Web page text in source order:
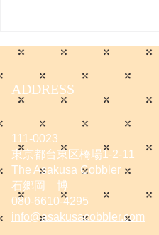
ADDRESS
111-0023
東京都台東区橋場1-2-11
The Asakusa Cobbler
石郷岡 博
080-6610-4295
info@asakusacobbler.com